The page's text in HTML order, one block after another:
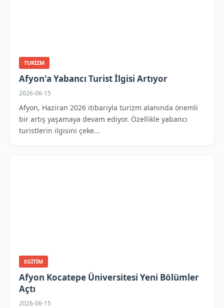
TURIZM
Afyon'a Yabancı Turist İlgisi Artıyor
2026-06-15
Afyon, Haziran 2026 itibarıyla turizm alanında önemli
bir artış yaşamaya devam ediyor. Özellikle yabancı
turistlerin ilgisini çeke...
EGITIM
Afyon Kocatepe Üniversitesi Yeni Bölümler
Açtı
2026-06-15